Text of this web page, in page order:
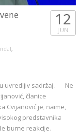
,
12
JUN
uvredljiv sadržaj. Ne
članice
Cvijanović je, naime,
predstavnika
burne reakcije.